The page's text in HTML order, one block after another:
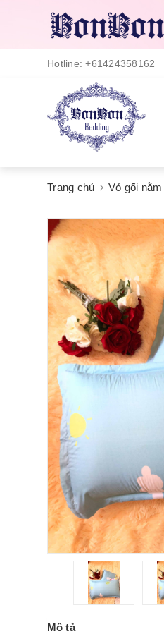
Hotline:+61424358162
Trang chủ Vỏ gối nằm
Mô tả